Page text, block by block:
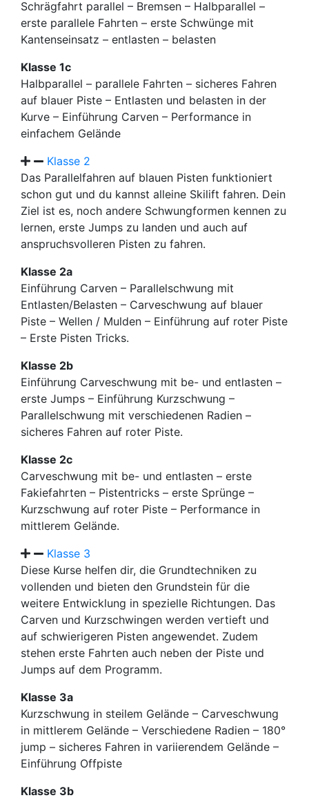
Schrägfahrt parallel – Bremsen – Halbparallel –
erste parallele Fahrten – erste Schwünge mit
Kantenseinsatz – entlasten – belasten
Klasse 1c
Halbparallel – parallele Fahrten – sicheres Fahren
auf blauer Piste – Entlasten und belasten in der
Kurve – Einführung Carven – Performance in
einfachem Gelände
Klasse 2
Das Parallelfahren auf blauen Pisten funktioniert
schon gut und du kannst alleine Skilift fahren. Dein
Ziel ist es, noch andere Schwungformen kennen zu
lernen, erste Jumps zu landen und auch auf
anspruchsvolleren Pisten zu fahren.
Klasse 2a
Einführung Carven – Parallelschwung mit
Entlasten/Belasten – Carveschwung auf blauer
Piste – Wellen / Mulden – Einführung auf roter Piste
– Erste Pisten Tricks.
Klasse 2b
Einführung Carveschwung mit be- und entlasten –
erste Jumps – Einführung Kurzschwung –
Parallelschwung mit verschiedenen Radien –
sicheres Fahren auf roter Piste.
Klasse 2c
Carveschwung mit be- und entlasten – erste
Fakiefahrten – Pistentricks – erste Sprünge –
Kurzschwung auf roter Piste – Performance in
mittlerem Gelände.
Klasse 3
Diese Kurse helfen dir, die Grundtechniken zu
vollenden und bieten den Grundstein für die
weitere Entwicklung in spezielle Richtungen. Das
Carven und Kurzschwingen werden vertieft und
auf schwierigeren Pisten angewendet. Zudem
stehen erste Fahrten auch neben der Piste und
Jumps auf dem Programm.
Klasse 3a
Kurzschwung in steilem Gelände – Carveschwung
in mittlerem Gelände – Verschiedene Radien – 180°
jump – sicheres Fahren in variierendem Gelände –
Einführung Offpiste
Klasse 3b